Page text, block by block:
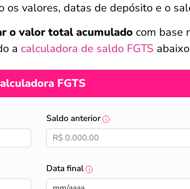
os valores, datas de depósito e o
o valor total acumulado com base
a calculadora de saldo FGTS
FGTS
Saldo anterior
Data final